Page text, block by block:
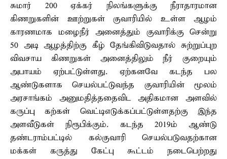
சுமார் 200 ஏக்கர் நிலங்களுக்கு நீராதாரமான
கிணறுகளின் ஊற்றுகள் குவாரியில் உள்ள ஆழம்
காரணமாக மழைநீர் அனைத்தும் குவாரிக்கு சென்று
50 அடி ஆழத்திற்கு கீழ் தேங்கிவிடுவதால் சுற்றுப்புற
விவசாய கிணறுகள் அனைத்திலும் நீர் குறையும்
அபாயம் ஏற்பட்டுள்ளது. ஏற்கனவே கடந்த பல
ஆண்டுகளாக செயல்பட்டுவந்த குவாரியின் மூலம்
அரசாங்கம் அனுமதித்ததைவிட அதிகமான அளவில்
கருப்பு கற்கள் வெட்டிஎடுக்கப்பட்டுள்ளதற்கு இந்த
அளவீடுகள் நிரூபிக்கும். கடந்த 2019ம் ஆண்டு
தண்டராம்பட்டில் கல்குவாரி செயல்படுவதற்கான
மக்கள் கருத்து கேட்பு கூட்டம் நடைபெற்றது